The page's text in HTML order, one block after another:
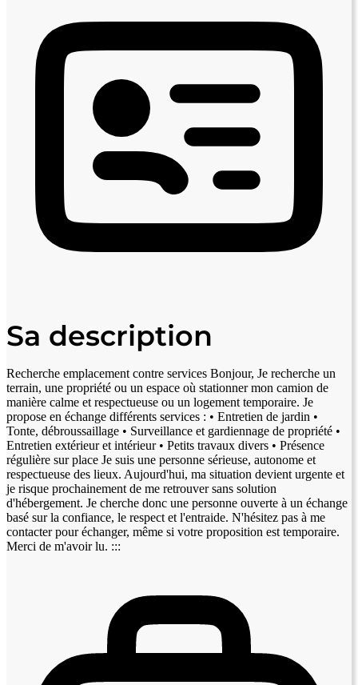
Sa description
Recherche emplacement contre services Bonjour, Je recherche un
terrain, une propriété ou un espace où stationner mon camion de
manière calme et respectueuse ou un logement temporaire. Je
propose en échange différents services : • Entretien de jardin •
Tonte, débroussaillage • Surveillance et gardiennage de propriété •
Entretien extérieur et intérieur • Petits travaux divers • Présence
régulière sur place Je suis une personne sérieuse, autonome et
respectueuse des lieux. Aujourd'hui, ma situation devient urgente et
je risque prochainement de me retrouver sans solution
d'hébergement. Je cherche donc une personne ouverte à un échange
basé sur la confiance, le respect et l'entraide. N'hésitez pas à me
contacter pour échanger, même si votre proposition est temporaire.
Merci de m'avoir lu. :::